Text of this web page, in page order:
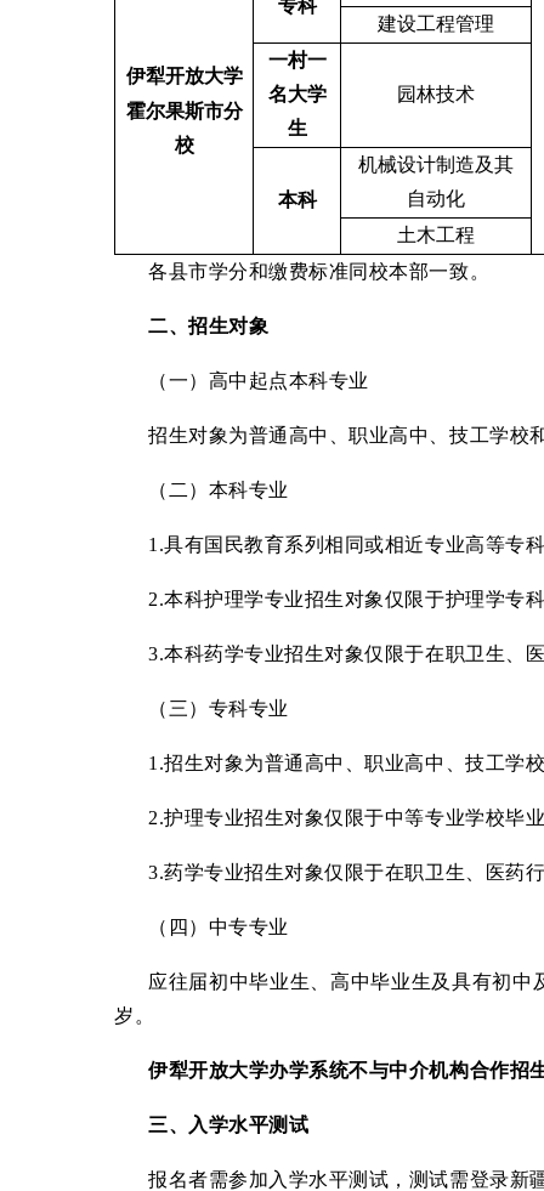
伊犁开放大学
霍尔果斯市分
校
专科
建设工程管理
一村一
名大学
生
园林技术
本科
机械设计制造及其
自动化
土木工程
各县市学分和缴费标准同校本部一致。
二、招生对象
（一）高中起点本科专业
招生对象为普通高中、职业高中、技工学校
（二）本科专业
1.具有国民教育系列相同或相近专业高等专
2.本科护理学专业招生对象仅限于护理学专
3.本科药学专业招生对象仅限于在职卫生、
（三）专科专业
1.招生对象为普通高中、职业高中、技工学
2.护理专业招生对象仅限于中等专业学校毕
3.药学专业招生对象仅限于在职卫生、医药
（四）中专专业
应往届初中毕业生、高中毕业生及具有初
岁。
伊犁开放大学办学系统不与中介机构合作招
三、入学水平测试
报名者需参加入学水平测试，测试需登录新